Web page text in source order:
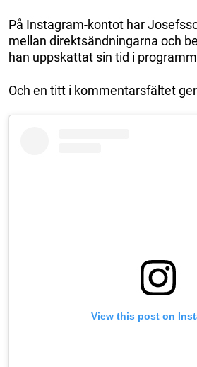
På Instagram-kontot har
mellan direktsändningarna och
han uppskattat sin tid i
Och en titt i kommentarsfältet
View this post on